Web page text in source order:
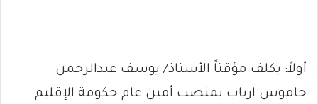
أولاً: يكلف مؤقتاً الأستاذ/ يوسف عبدالرحمن
جاموس ارباب بمنصب أمين عام حكومة الإقليم